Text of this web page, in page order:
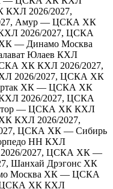
КХЛ 2026/2027,
Амур — ЦСКА ХК
2026/2027, ЦСКА
— Динамо Москва
Юлаев КХЛ
ХК КХЛ 2026/2027,
2026/2027, ЦСКА ХК
ХК — ЦСКА ХК
2026/2027, ЦСКА
— ЦСКА ХК КХЛ
КХЛ 2026/2027,
ЦСКА ХК — Сибирь
НН КХЛ
2027, ЦСКА ХК —
Шанхай Дрэгонс ХК
Москва ХК — ЦСКА
ЦСКА ХК КХЛ